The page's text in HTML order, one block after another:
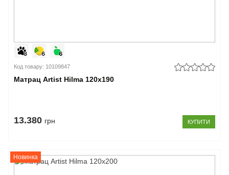
Код товару: 10109847
Матрац Artist Hilma 120x190
13.380 грн КУПИТИ
Новинка